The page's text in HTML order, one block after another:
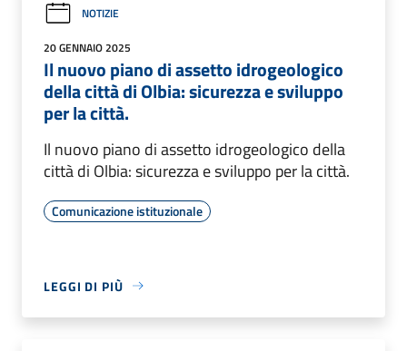
NOTIZIE
20 GENNAIO 2025
Il nuovo piano di assetto idrogeologico
della città di Olbia: sicurezza e sviluppo
per la città.
Il nuovo piano di assetto idrogeologico della
città di Olbia: sicurezza e sviluppo per la città.
Comunicazione istituzionale
LEGGI DI PIÙ